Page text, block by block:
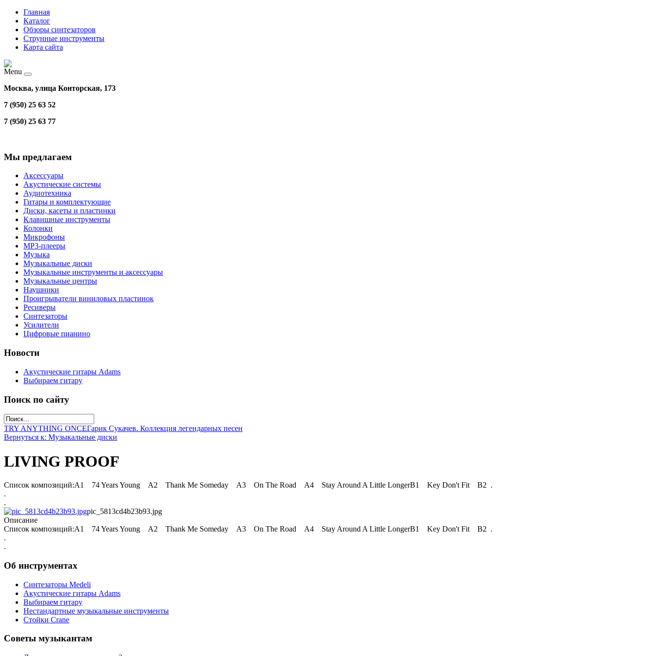
Главная
Каталог
Обзоры синтезаторов
Струнные инструменты
Карта сайта
Menu
Москва, улица Конторская, 173
7 (950) 25 63 52
7 (950) 25 63 77
Мы предлагаем
Аксессуары
Акустические системы
Аудиотехника
Гитары и комплектующие
Диски, касеты и пластинки
Клавишные инструменты
Колонки
Микрофоны
МР3-плееры
Музыка
Музыкальные диски
Музыкальные инструменты и аксессуары
Музыкальные центры
Наушники
Проигрыватели виниловых пластинок
Ресиверы
Синтезаторы
Усилители
Цифровые пианино
Новости
Акустические гитары Adams
Выбираем гитару
Поиск по сайту
TRY ANYTHING ONCEГарик Сукачев. Коллекция легендарных песен
Вернуться к: Музыкальные диски
LIVING PROOF
Список композиций:A1 74 Years Young A2 Thank Me Someday A3 On The Road A4 Stay Around A Little LongerB1 Key Don't Fit B2 .
.
.
pic_5813cd4b23b93.jpg
Описание
Список композиций:A1 74 Years Young A2 Thank Me Someday A3 On The Road A4 Stay Around A Little LongerB1 Key Don't Fit B2 .
.
.
Об инструментах
Синтезаторы Мedeli
Акустические гитары Adams
Выбираем гитару
Нестандартные музыкальные инструменты
Стойки Crane
Советы музыкантам